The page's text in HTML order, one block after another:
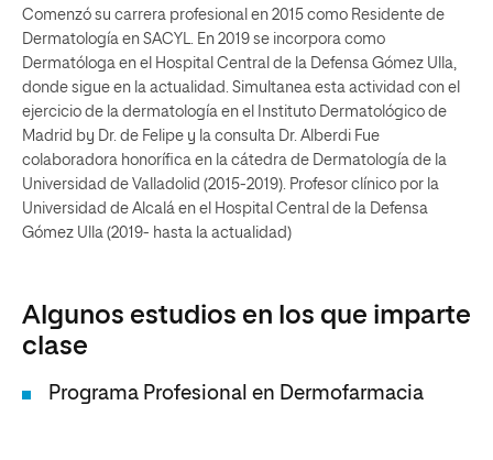
Comenzó su carrera profesional en 2015 como Residente de
Dermatología en SACYL. En 2019 se incorpora como
Dermatóloga en el Hospital Central de la Defensa Gómez Ulla,
donde sigue en la actualidad. Simultanea esta actividad con el
ejercicio de la dermatología en el Instituto Dermatológico de
Madrid by Dr. de Felipe y la consulta Dr. Alberdi Fue
colaboradora honorífica en la cátedra de Dermatología de la
Universidad de Valladolid (2015-2019). Profesor clínico por la
Universidad de Alcalá en el Hospital Central de la Defensa
Gómez Ulla (2019- hasta la actualidad)
Algunos estudios en los que imparte
clase
Programa Profesional en Dermofarmacia